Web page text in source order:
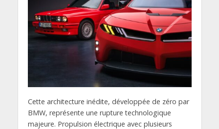
Cette architecture inédite, développée de zéro par
BMW, représente une rupture technologique
majeure. Propulsion électrique avec plusieurs